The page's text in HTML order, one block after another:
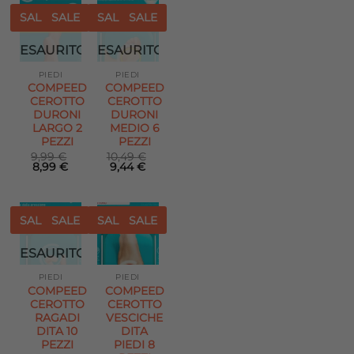
12,49 €.11,24 €.
SALE SALE
alla lista
desideri
ESAURITO
PIEDI
COMPEED
CEROTTO
DURONI
LARGO 2
PEZZI
9,99€
Il
prezzo
9,99 €.
8,99€Il
8,99 €.
SALE SALE
alla lista
desideri
ESAURITO
PIEDI
COMPEED
CEROTTO
DURONI
MEDIO 6
PEZZI
10,49€
Il
prezzo
10,49 €.
9,44€Il
9,44 €.
SALE SALE
alla lista
desideri
ESAURITO
PIEDI
COMPEED
CEROTTO
RAGADI
DITA 10
PEZZI
SALE SALE
Aggiungi
alla lista
dei
desideri
PIEDI
COMPEED
CEROTTO
VESCICHE
DITA
PIEDI 8